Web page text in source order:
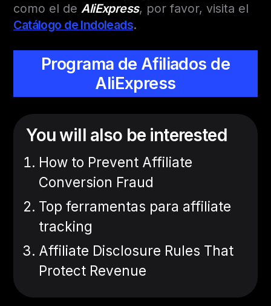
como el deAliExpress, por favor, visita el
Catálogo de Indoleads.
Programa de Afiliados de
AliExpress
You will also be interested
How to Prevent Affiliate
Conversion Fraud
Top ferramentas para affiliate
tracking
Affiliate Disclosure Rules That
Protect Revenue